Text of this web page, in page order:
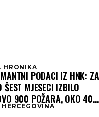
HRONIKA
PODACI IZ HNK: ZA
ŠEST MJESECI IZBILO
900 POŽARA, OKO 400
40 DANA
HERCEGOVINA